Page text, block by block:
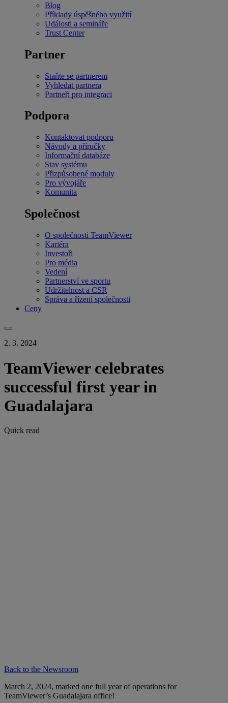
Blog
Příklady úspěšného využití
Události a semináře
Trust Center
Partner
Staňte se partnerem
Vyhledat partnera
Partneři pro integraci
Podpora
Kontaktovat podporu
Návody a příručky
Informační databáze
Stav systému
Přizpůsobené moduly
Pro vývojáře
Komunita
Společnost
O společnosti TeamViewer
Kariéra
Investoři
Pro média
Vedení
Partnerství ve sportu
Udržitelnost a CSR
Správa a řízení společnosti
Ceny
2. 3. 2024
TeamViewer celebrates
successful first year in
Guadalajara
Quick read
Back to the Newsroom
March 2, 2024, marked one full year of operations for
TeamViewer’s Guadalajara office!